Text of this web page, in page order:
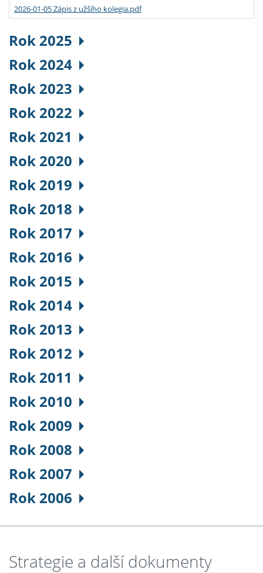
2026-01-05 Zápis z užšího kolegia.pdf
Rok 2025
Rok 2024
Rok 2023
Rok 2022
Rok 2021
Rok 2020
Rok 2019
Rok 2018
Rok 2017
Rok 2016
Rok 2015
Rok 2014
Rok 2013
Rok 2012
Rok 2011
Rok 2010
Rok 2009
Rok 2008
Rok 2007
Rok 2006
Strategie a další dokumenty